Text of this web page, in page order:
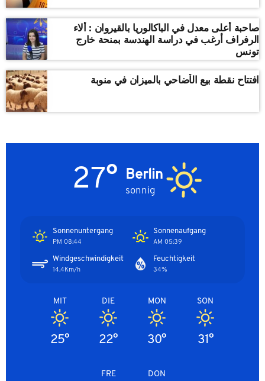
صاحبة أعلى معدل في الباكالوريا بالقيروان : ألاء
الرفراف أرغب في دراسة الهندسة بمنحة خارج
تونس
افتتاح نقطة بيع الأضاحي بالميزان في منوبة
Berlin
sonnig
27°
Sonnenaufgang
05:39 AM
Sonnenuntergang
08:44 PM
Feuchtigkeit
34%
Windgeschwindigkeit
14.4Km/h
SON
31°
MON
30°
DIE
22°
MIT
25°
DON
FRE